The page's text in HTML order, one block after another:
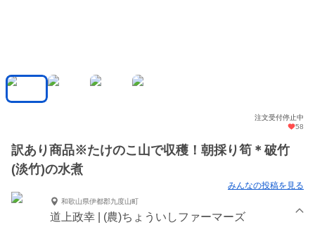
注文受付停止中
58
訳あり商品※たけのこ山で収穫！朝採り筍＊破竹
(淡竹)の水煮
みんなの投稿を見る
和歌山県伊都郡九度山町
道上政幸 | (農)ちょういしファーマーズ